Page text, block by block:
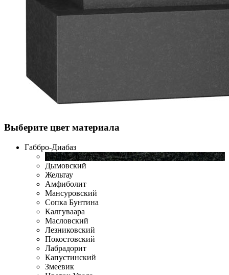
Выберите цвет материала
Габбро-Диабаз
Габбро-Диабаз
Дымовский
Жельтау
Амфиболит
Мансуровский
Сопка Бунтина
Калгуваара
Масловский
Лезниковский
Покостовский
Лабрадорит
Капустинский
Змеевик